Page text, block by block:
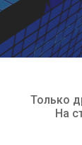
Только
На